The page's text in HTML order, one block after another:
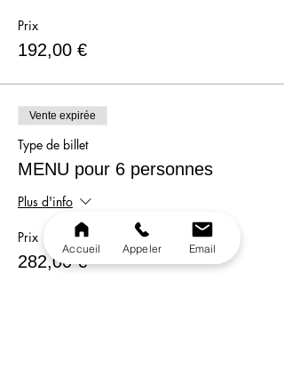
Prix
192,00 €
Vente expirée
Type de billet
MENU pour 6 personnes
Plus d'info
Prix
282,00 €
Accueil Appeler Email